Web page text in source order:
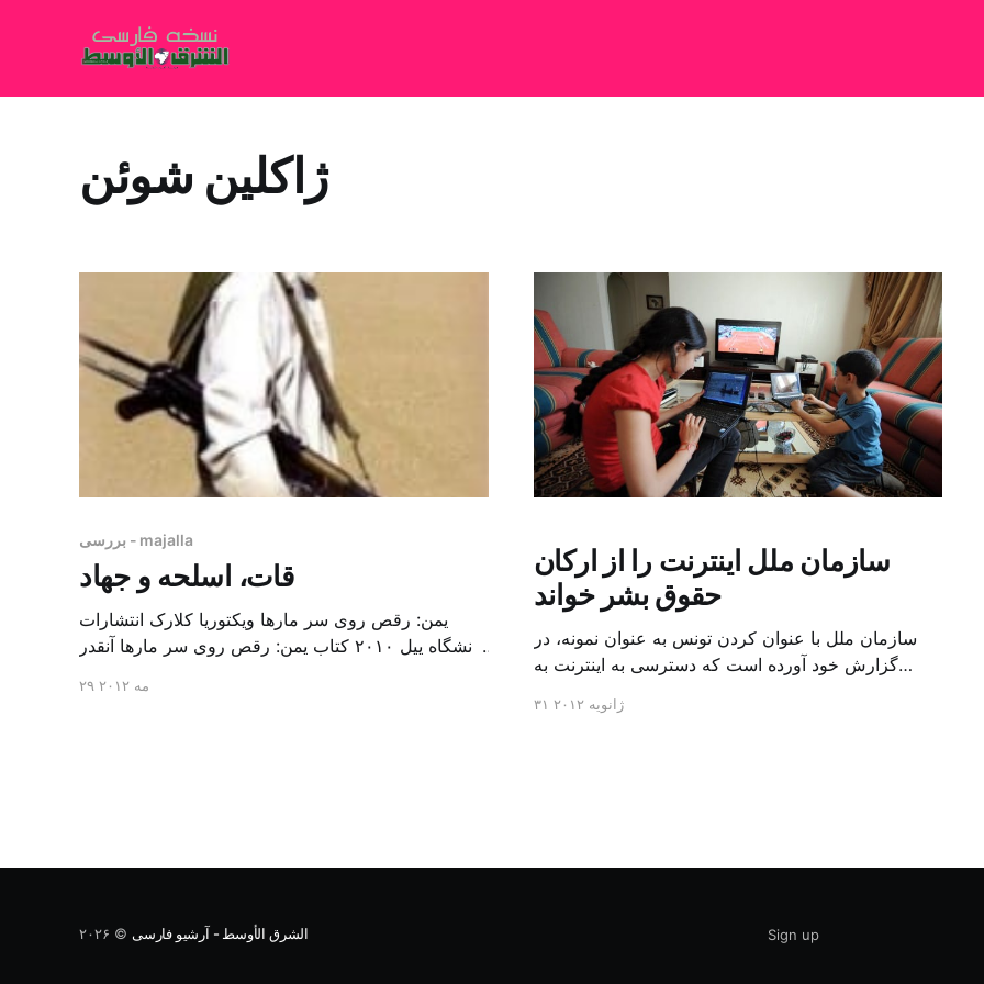
ژاکلين شوئن
بررسی - majalla
قات، اسلحه و جهاد
یمن: رقص روی سر مارها ویکتوریا کلارک انتشارات
دانشگاه ییل ۲۰۱۰ کتاب یمن: رقص روی سر مارها آنقدر
کردن آن تا صبح بیدار خواهید ماند. ویکتوریا کلارک،
۲۹ مه ۲۰۱۲
سازمان ملل اینترنت را از ارکان
حقوق بشر خواند
سازمان ملل با عنوان کردن تونس به عنوان نمونه، در
گزارش خود آورده است که دسترسی به اینترنت به
حساسی شده است. از این رو، گزارشگر ویژه در مجمع
۳۱ ژانویه ۲۰۱۲
الشرق الأوسط - آرشیو فارسی © ۲۰۲۶ Sign up